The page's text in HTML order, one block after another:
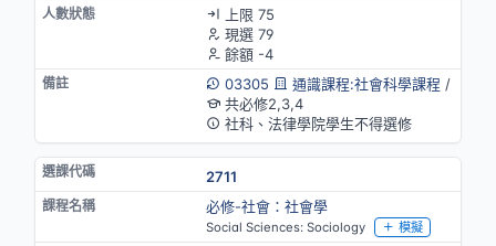
上限 75
現選 79
餘額 -4
03305
通識課程:社會科學課程 /
共必修2,3,4
社科、法律學院學生不得選修
2711
必修-社會：社會學
Social Sciences: Sociology 模擬